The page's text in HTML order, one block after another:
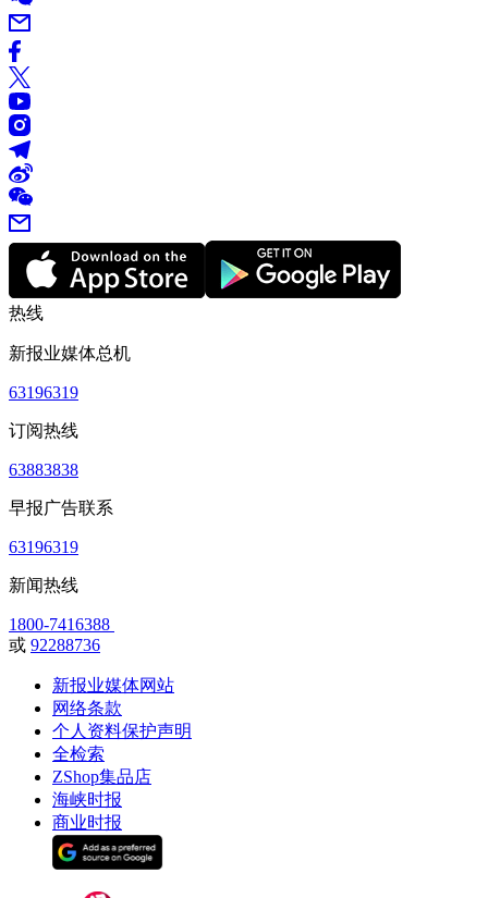
热线
新报业媒体总机
63196319
订阅热线
63883838
早报广告联系
63196319
新闻热线
1800-7416388
或 92288736
新报业媒体网站
网络条款
个人资料保护声明
全检索
ZShop集品店
海峡时报
商业时报